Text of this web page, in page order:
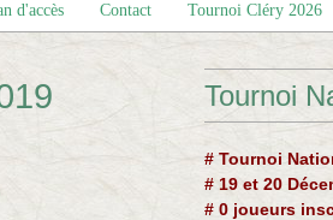
d'accès Contact Tournoi Cléry 2026
Tournoi
# Tournoi
# 19 et 20
# 0 joueurs